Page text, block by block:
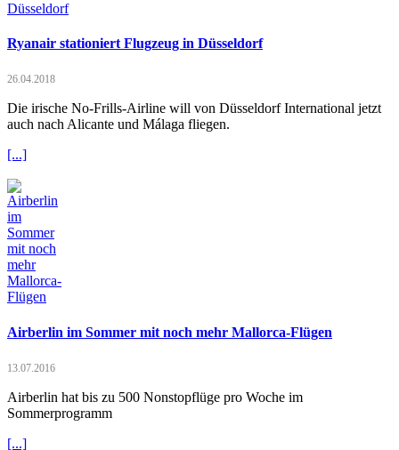
Ryanair stationiert Flugzeug in Düsseldorf
26.04.2018
Die irische No-Frills-Airline will von Düsseldorf International jetzt
auch nach Alicante und Málaga fliegen.
[...]
Airberlin im Sommer mit noch mehr Mallorca-Flügen
13.07.2016
Airberlin hat bis zu 500 Nonstopflüge pro Woche im
Sommerprogramm
[...]